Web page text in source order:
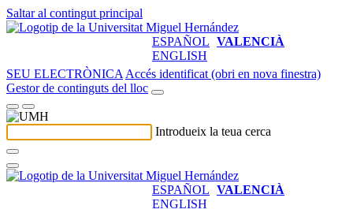
Saltar al contingut principal
ESPAÑOL VALENCIÀ
ENGLISH
SEU ELECTRÒNICA Accés identificat (obri en nova finestra)
Gestor de continguts del lloc
Introdueix la teua cerca
ESPAÑOL VALENCIÀ
ENGLISH